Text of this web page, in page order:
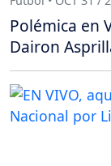
Polémica en
Dairon